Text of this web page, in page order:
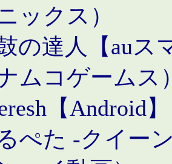
ックス）
の達人【auス
ムコゲームス
【Android
ぺた -クイー